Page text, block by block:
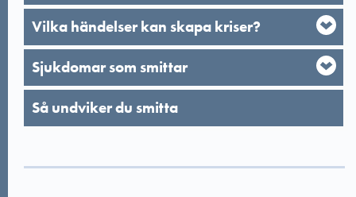
Vilka händelser kan skapa kriser?
Sjukdomar som smittar
Så undviker du smitta